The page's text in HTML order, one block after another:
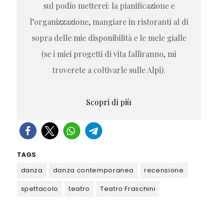
sul podio metterei: la pianificazione e
l’organizzazione, mangiare in ristoranti al di
sopra delle mie disponibilità e le mele gialle
(se i miei progetti di vita falliranno, mi
troverete a coltivarle sulle Alpi).
Scopri di più
TAGS
danza
danza contemporanea
recensione
spettacolo
teatro Teatro Fraschini